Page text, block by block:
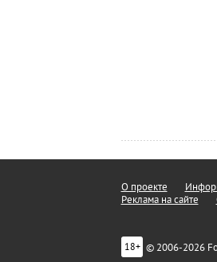
О проекте
Реклама на сайте
18+ © 2006-2026